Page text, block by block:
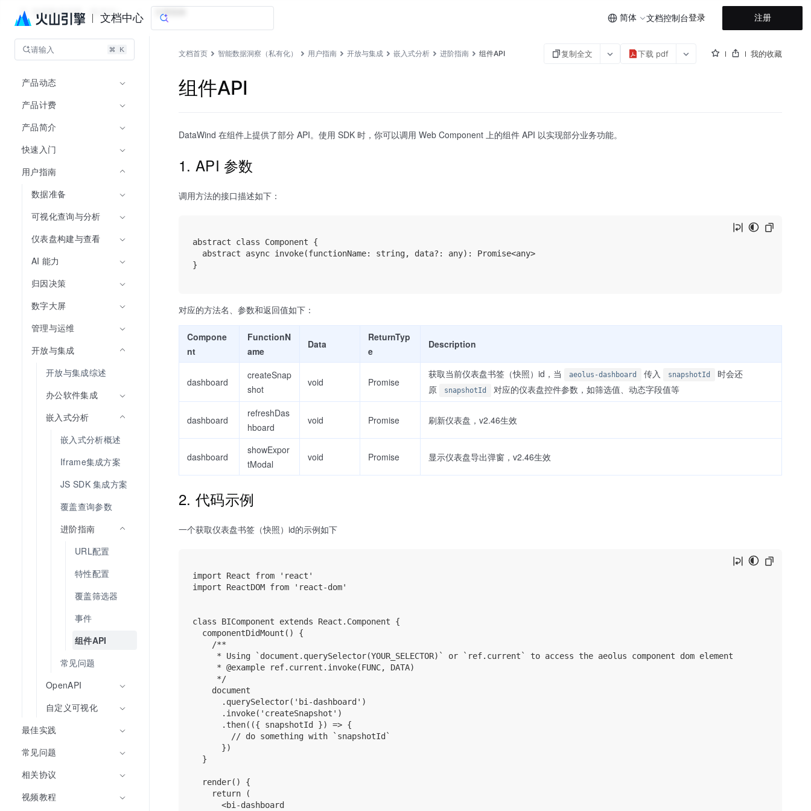
文档中心 简体 文档控制台登录 注册
智能数据洞察（私有化） 文档指南
请输入
产品动态
产品计费
产品简介
快速入门
用户指南
数据准备
可视化查询与分析
仪表盘构建与查看
AI 能力
归因决策
数字大屏
管理与运维
开放与集成
开放与集成综述
办公软件集成
嵌入式分析
嵌入式分析概述
Iframe集成方案
JS SDK 集成方案
覆盖查询参数
进阶指南
URL配置
特性配置
覆盖筛选器
事件
组件API
常见问题
OpenAPI
自定义可视化
最佳实践
常见问题
相关协议
视频教程
文档首页 智能数据洞察（私有化） 用户指南 开放与集成 嵌入式分析 进阶指南 组件API 复制全文 下载 pdf 我的收藏
组件API
DataWind 在组件上提供了部分 API。使用 SDK 时，你可以调用 Web Component 上的组件 API 以实现部分业务功能。
1. API 参数
调用方法的接口描述如下：
abstract class Component {
  abstract async invoke(functionName: string, data?: any): Promise<any>
}
对应的方法名、参数和返回值如下：
Compone
nt
FunctionN
ame
Data
ReturnTyp
e
Description
dashboard
createSnap
shot
void Promise
获取当前仪表盘书签（快照）id，当 aeolus-dashboard 传入 snapshotId
时会还
原
snapshotId 对应的仪表盘控件参数，如筛选值、动态字段值等
dashboard
refreshDas
hboard
void Promise 刷新仪表盘，v2.46生效
dashboard
showExpor
tModal
void Promise 显示仪表盘导出弹窗，v2.46生效
2. 代码示例
一个获取仪表盘书签（快照）id的示例如下
import React from 'react'
import ReactDOM from 'react-dom'
class BIComponent extends React.Component {
  componentDidMount() {
    /**
     * Using `document.querySelector(YOUR_SELECTOR)` or `ref.current` to access the aeolus component dom element
     * @example ref.current.invoke(FUNC, DATA)
     */
    document
      .querySelector('bi-dashboard')
      .invoke('createSnapshot')
      .then(({ snapshotId }) => {
        // do something with `snapshotId`
      })
  }
  render() {
    return (
      <bi-dashboard